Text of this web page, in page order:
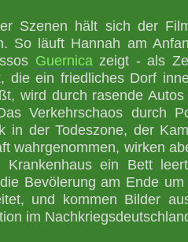
Szenen hält sich der
So läuft Hannah am
Guernica zeigt - als
die ein friedliches Dorf
wird durch rasende
Verkehrschaos durch
in der Todeszone, der
wahrgenommen, wirken
ein Bett
Bevölerung am Ende
und kommen Bilder
im